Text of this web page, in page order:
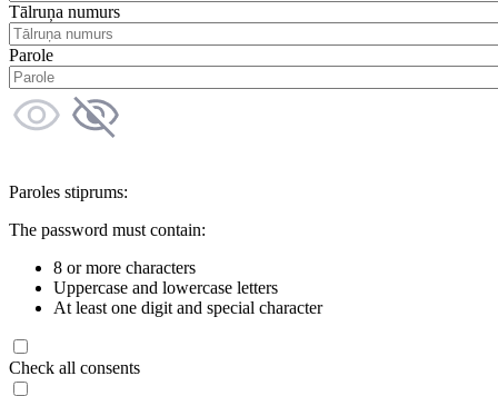
Tālruņa numurs
Parole
Paroles stiprums:
The password must contain:
8 or more characters
Uppercase and lowercase letters
At least one digit and special character
Check all consents